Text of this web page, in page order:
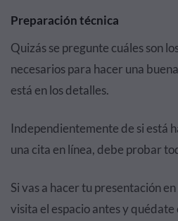
Preparación técnica
Quizás se pregunte cuáles son
necesarios para hacer una
está en los detalles.
Independientemente de si está
una cita en línea, debe probar
Si vas a hacer tu presentación
visita el espacio antes y quédate